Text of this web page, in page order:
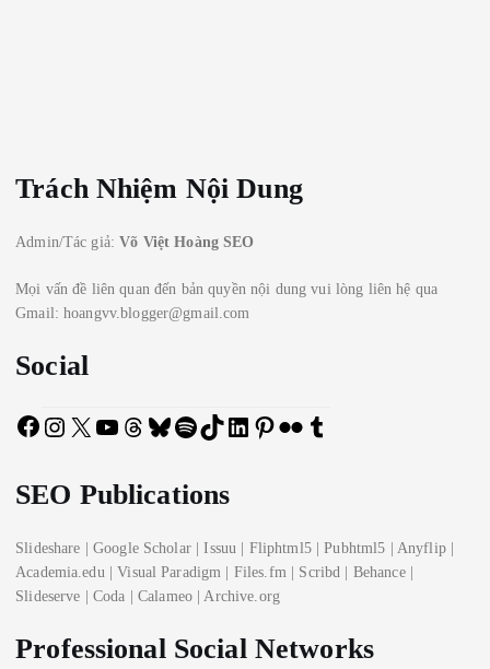
Trách Nhiệm Nội Dung
Admin/Tác giả:Võ Việt Hoàng SEO
Mọi vấn đề liên quan đến bản quyền nội dung vui lòng liên hệ qua
Gmail: hoangvv.blogger@gmail.com
Social
F
e
o
o
k
I
t
g
r
a
X
Y
T
b
e
T
e
d
s
B
e
k
y
S
t
f
y
T
T
k
L
d
I
n
P
r
e
s
F
r
r
SEO Publications
Slideshare | Google Scholar|Issuu | Fliphtml5|Pubhtml5 | Anyflip|
Academia.edu |Visual Paradigm | Files.fm | Scribd | Behance|
Slideserve | Coda | Calameo| Archive.org
Professional Social Networks